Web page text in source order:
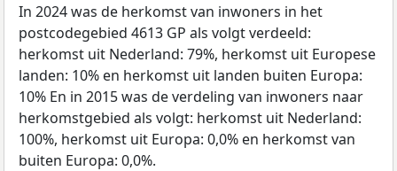
In 2024 was de herkomst van inwoners in het
postcodegebied 4613 GP als volgt verdeeld:
herkomst uit Nederland: 79%, herkomst uit Europese
landen: 10% en herkomst uit landen buiten Europa:
10% En in 2015 was de verdeling van inwoners naar
herkomstgebied als volgt: herkomst uit Nederland:
100%, herkomst uit Europa: 0,0% en herkomst van
buiten Europa: 0,0%.